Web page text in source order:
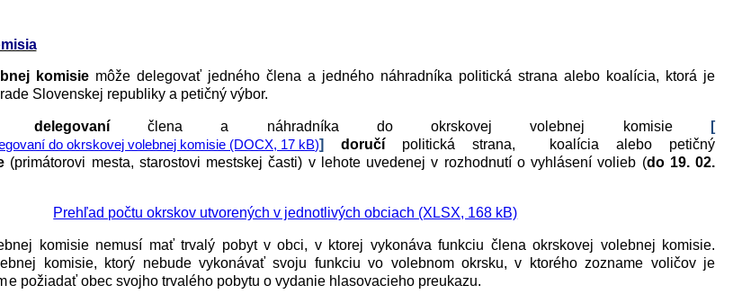
komisie môže delegovať jedného člena a jedného náhradníka politická strana alebo koalícia, ktorá je
Slovenskej republiky a petičný výbor.
delegovaníčlena a náhradníka do okrskovej volebnej komisie [
do okrskovej volebnej komisie (DOCX, 17 kB)]doručí politická strana, koalícia alebo petičný
(primátorovi mesta, starostovi mestskej časti) v lehote uvedenej v rozhodnutí o vyhlásení volieb (do 19. 02.
Prehľad počtu okrskov utvorených v jednotlivých obciach (XLSX, 168 kB)
komisie nemusí mať trvalý pobyt v obci, v ktorej vykonáva funkciu člena okrskovej volebnej komisie.
komisie, ktorý nebude vykonávať svoju funkciu vo volebnom okrsku, v ktorého zozname voličov je
e požiadať obec svojho trvalého pobytu o vydanie hlasovacieho preukazu.